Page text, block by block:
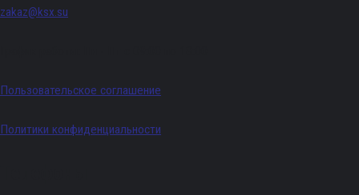
zakaz@ksx.su
Пользовательское соглашение
Политики конфиденциальности